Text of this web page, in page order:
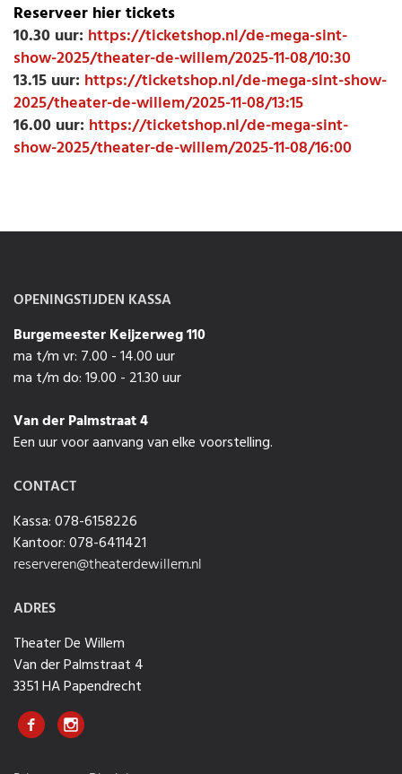
Reserveer hier tickets
10.30 uur: https://ticketshop.nl/de-mega-sint-
show-2025/theater-de-willem/2025-11-08/10:30
13.15 uur: https://ticketshop.nl/de-mega-sint-show-
2025/theater-de-willem/2025-11-08/13:15
16.00 uur: https://ticketshop.nl/de-mega-sint-
show-2025/theater-de-willem/2025-11-08/16:00
OPENINGSTIJDEN KASSA
Burgemeester Keijzerweg 110
ma t/m vr: 7.00 - 14.00 uur
ma t/m do: 19.00 - 21.30 uur
Van der Palmstraat 4
Een uur voor aanvang van elke voorstelling.
CONTACT
Kassa: 078-6158226
Kantoor: 078-6411421
reserveren@theaterdewillem.nl
ADRES
Theater De Willem
Van der Palmstraat 4
3351 HA Papendrecht